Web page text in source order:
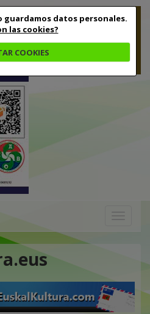
guardamos datos personales.
las cookies?
COOKIES